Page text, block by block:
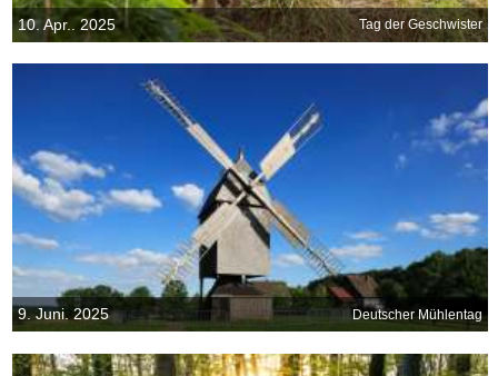
10. Apr.. 2025 Tag der Geschwister
9. Juni. 2025 Deutscher Mühlentag